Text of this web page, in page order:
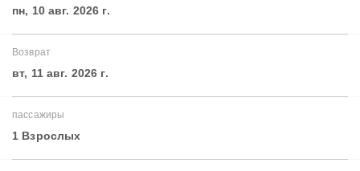
пн, 10 авг. 2026 г.
Возврат
вт, 11 авг. 2026 г.
пассажиры
1 Взрослых